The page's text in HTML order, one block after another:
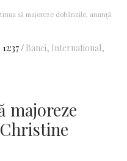
să majoreze dobânzile, anunţă
Banci, International,
majoreze